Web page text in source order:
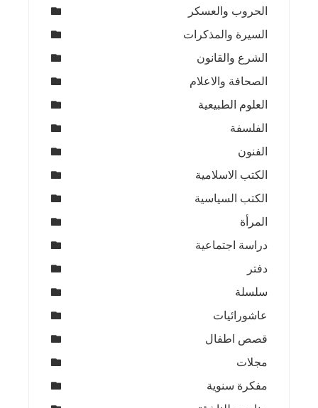
الحروب والعسكر
السيرة والمذكرات
الشرع والقانون
الصحافة والاعلام
العلوم الطبيعية
الفلسفة
الفنون
الكتب الاسلامية
الكتب السياسية
المرأة
دراسة اجتماعية
دفتر
سلسلة
عاشورائيات
قصص اطفال
مجلات
مفكرة سنوية